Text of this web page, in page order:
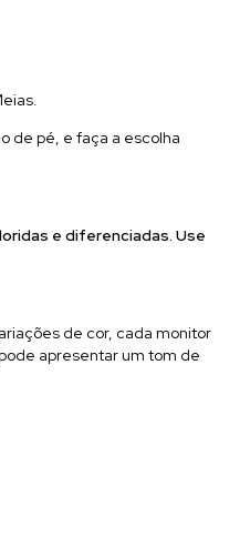
de pé, e faça a escolha
e diferenciadas. Use
de cor, cada monitor
apresentar um tom de